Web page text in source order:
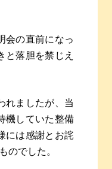
会の直前になっ
と落胆を禁じえ
れましたが、当
機していた整備
には感謝とお詫
のでした。